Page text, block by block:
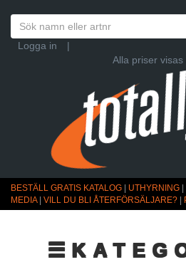
Logga in
|
Alla priser
BESTÄLL GRATIS KATALOG UTHYRNING
MEDIA| VILL DU BLI ÅTERFÖRSÄLJARE?